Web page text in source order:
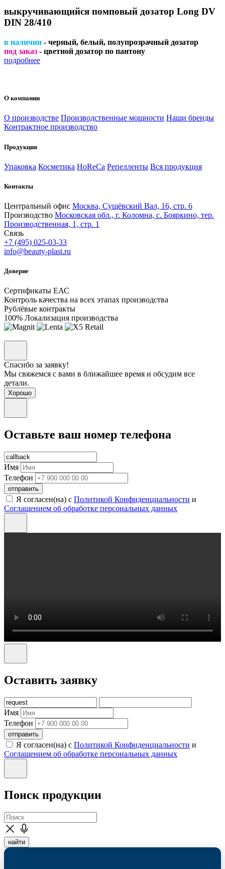
выкручивающийся помповый дозатор Long DV
DIN 28/410
в наличии - черный, белый, полупрозрачный дозатор
под заказ - цветной дозатор по пантону
подробнее
О компании
О производстве Производственные мощности Наши бренды
Контрактное производство
Продукция
Упаковка Косметика HoReCa Репелленты Вся продукция
Контакты
Центральный офис Москва, Сущёвский Вал, 16, стр. 6
Производство Московская обл., г. Коломна, с. Бояркино, тер.
Производственная, 1, стр. 1
Связь
+7 (495) 025-03-33
info@beauty-plast.ru
Доверие
Сертификаты ЕАС
Контроль качества на всех этапах производства
Рублёвые контракты
100% Локализация производства
Спасибо за заявку!
Мы свяжемся с вами в ближайшее время и обсудим все
детали.
Хорошо
Оставьте ваш номер телефона
Имя
Телефон
отправить
Я согласен(на) с Политикой Конфиденциальности и
Соглашением об обработке персональных данных
Оставить заявку
Имя
Телефон
отправить
Я согласен(на) с Политикой Конфиденциальности и
Соглашением об обработке персональных данных
Поиск продукции
найти